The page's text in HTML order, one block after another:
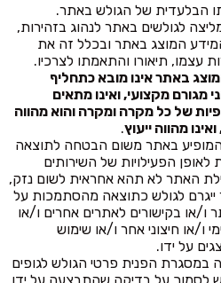
הבלעדית של הגולש באתר.
לגולשים באתר לנהוג בזהירות,
המוצג באתר ובכלל זה את
עצמו, תיאורו והתאמתו לצרכיו.
באתר אינו מובא כתחליף
מגורם מקצועי, ואינו מתאים
של כל מקרה ומקרה והוא מהווה
מהווה ייעוץ.
המופיע באתר משום הבטחה לתוצאה
לאופן הפעילויות של השירותים
האתר לא תהא אחראית לשום נזק,
ייגרם לגולש כתוצאה מהסתמכות על
ו/או בקישורים לאתרים אחרים ו/או
ו/או חיצוני אחר ו/או שימוש
על ידו.
הפנית פרטי הגולש לגופים